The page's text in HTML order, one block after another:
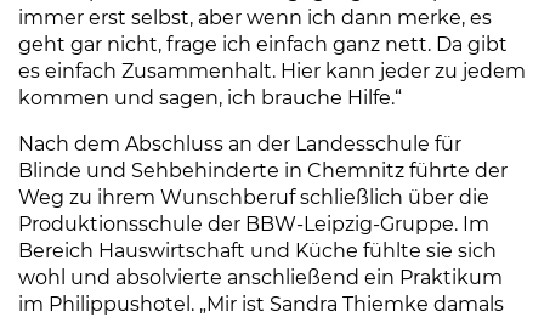
immer erst selbst, aber wenn ich dann merke, es
geht gar nicht, frage ich einfach ganz nett. Da gibt
es einfach Zusammenhalt. Hier kann jeder zu jedem
kommen und sagen, ich brauche Hilfe.“
Nach dem Abschluss an der Landesschule für
Blinde und Sehbehinderte in Chemnitz führte der
Weg zu ihrem Wunschberuf schließlich über die
Produktionsschule der BBW-Leipzig-Gruppe. Im
Bereich Hauswirtschaft und Küche fühlte sie sich
wohl und absolvierte anschließend ein Praktikum
im Philippushotel. „Mir ist Sandra Thiemke damals